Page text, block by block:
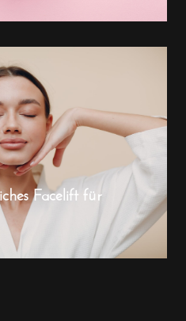
Facelift für